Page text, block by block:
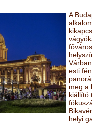
A
esti
meg a
kiállító
helyi